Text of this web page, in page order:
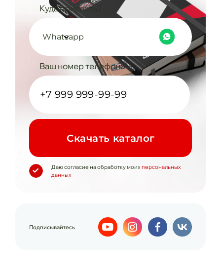
Куда прислать?
Whatsapp
Ваш номер телефона
Cкачать каталог
Даю согласие на обработку моих персональных
данных
Подписывайтесь